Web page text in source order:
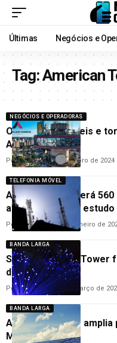
Últimas Negócios e
Tag:American
NEGÓCIOS E OPERADORAS
Oi repassa imóveis e
American Tower
PorRedação22 de outubro de 2024
TELEFONIA MÓVEL
América Latina terá
até 2032, aponta estudo
Por Cleane Lima16 de janeiro de
BANDA LARGA
SKY e American Tower
de fibra óptica
PorAna Cláudia 27 de março de
BANDA LARGA
American Tower
Minas Gerais